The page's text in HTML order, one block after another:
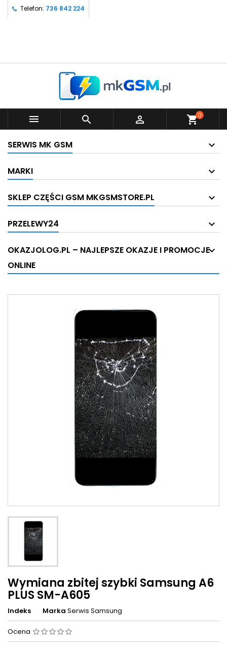
Telefon: 736 842 224
   shopping_cart0
SERWIS MK GSM
MARKI
SKLEP CZĘŚCI GSM MKGSMSTORE.PL
PRZELEWY24
OKAZJOLOG.PL – NAJLEPSZE OKAZJE I PROMOCJE
ONLINE
Wymiana zbitej szybki Samsung A6
PLUS SM-A605
Indeks Marka Serwis Samsung
Ocena